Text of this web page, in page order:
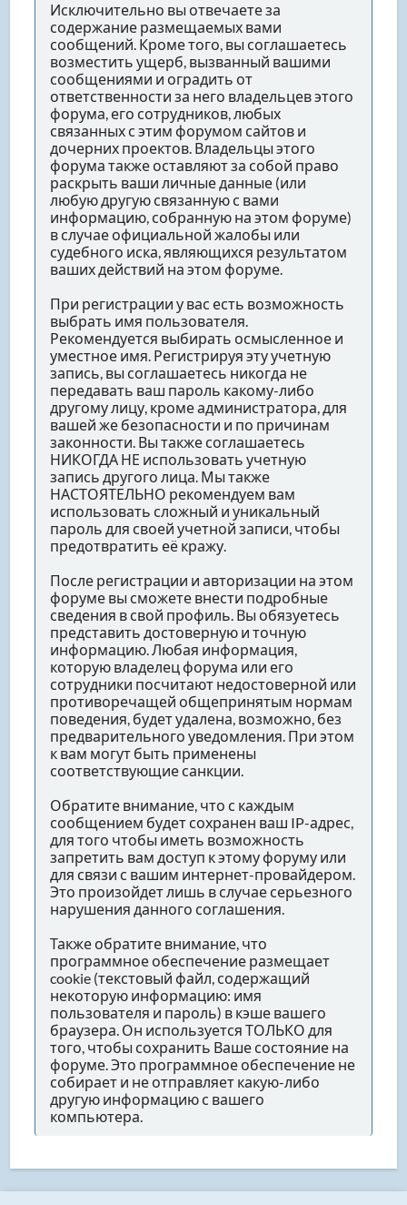
Исключительно вы отвечаете за
содержание размещаемых вами
сообщений. Кроме того, вы соглашаетесь
возместить ущерб, вызванный вашими
сообщениями и оградить от
ответственности за него владельцев этого
форума, его сотрудников, любых
связанных с этим форумом сайтов и
дочерних проектов. Владельцы этого
форума также оставляют за собой право
раскрыть ваши личные данные (или
любую другую связанную с вами
информацию, собранную на этом форуме)
в случае официальной жалобы или
судебного иска, являющихся результатом
ваших действий на этом форуме.
При регистрации у вас есть возможность
выбрать имя пользователя.
Рекомендуется выбирать осмысленное и
уместное имя. Регистрируя эту учетную
запись, вы соглашаетесь никогда не
передавать ваш пароль какому-либо
другому лицу, кроме администратора, для
вашей же безопасности и по причинам
законности. Вы также соглашаетесь
НИКОГДА НЕ использовать учетную
запись другого лица. Мы также
НАСТОЯТЕЛЬНО рекомендуем вам
использовать сложный и уникальный
пароль для своей учетной записи, чтобы
предотвратить её кражу.
После регистрации и авторизации на этом
форуме вы сможете внести подробные
сведения в свой профиль. Вы обязуетесь
представить достоверную и точную
информацию. Любая информация,
которую владелец форума или его
сотрудники посчитают недостоверной или
противоречащей общепринятым нормам
поведения, будет удалена, возможно, без
предварительного уведомления. При этом
к вам могут быть применены
соответствующие санкции.
Обратите внимание, что с каждым
сообщением будет сохранен ваш IP-адрес,
для того чтобы иметь возможность
запретить вам доступ к этому форуму или
для связи с вашим интернет-провайдером.
Это произойдет лишь в случае серьезного
нарушения данного соглашения.
Также обратите внимание, что
программное обеспечение размещает
cookie (текстовый файл, содержащий
некоторую информацию: имя
пользователя и пароль) в кэше вашего
браузера. Он используется ТОЛЬКО для
того, чтобы сохранить Ваше состояние на
форуме. Это программное обеспечение не
собирает и не отправляет какую-либо
другую информацию с вашего
компьютера.